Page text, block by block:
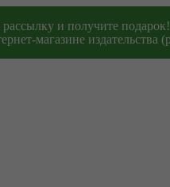
и получите подарок!
магазине издательства